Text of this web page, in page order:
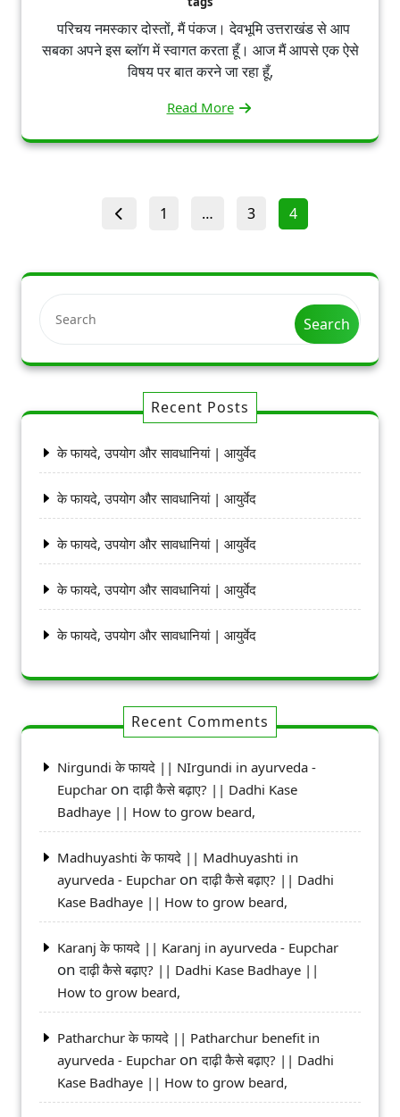
परिचय नमस्कार दोस्तों, मैं पंकज। देवभूमि उत्तराखंड से आप
सबका अपने इस ब्लॉग में स्वागत करता हूँ। आज मैं आपसे एक ऐसे
विषय पर बात करने जा रहा हूँ,
Read More
Posts
pagination
Page
1 … Page
3 Page
4
Search
Recent Posts
के फायदे, उपयोग और सावधानियां | आयुर्वेद
के फायदे, उपयोग और सावधानियां | आयुर्वेद
के फायदे, उपयोग और सावधानियां | आयुर्वेद
के फायदे, उपयोग और सावधानियां | आयुर्वेद
के फायदे, उपयोग और सावधानियां | आयुर्वेद
Recent Comments
Nirgundi के फायदे || NIrgundi in ayurveda -
Eupchar onदाढ़ी कैसे बढ़ाए? || Dadhi Kase
Badhaye || How to grow beard,
Madhuyashti के फायदे || Madhuyashti in
ayurveda - Eupchar onदाढ़ी कैसे बढ़ाए? || Dadhi
Kase Badhaye || How to grow beard,
Karanj के फायदे || Karanj in ayurveda - Eupchar
onदाढ़ी कैसे बढ़ाए? || Dadhi Kase Badhaye ||
How to grow beard,
Patharchur के फायदे || Patharchur benefit in
ayurveda - Eupchar onदाढ़ी कैसे बढ़ाए? || Dadhi
Kase Badhaye || How to grow beard,